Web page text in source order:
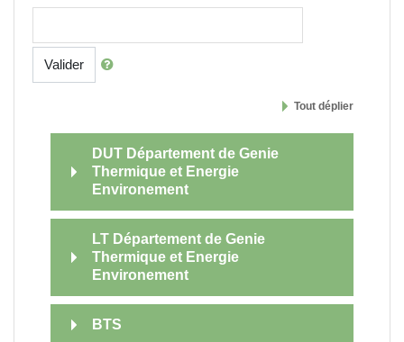
Valider
Tout déplier
DUT Département de Genie
Thermique et Energie
Environement
LT Département de Genie
Thermique et Energie
Environement
BTS